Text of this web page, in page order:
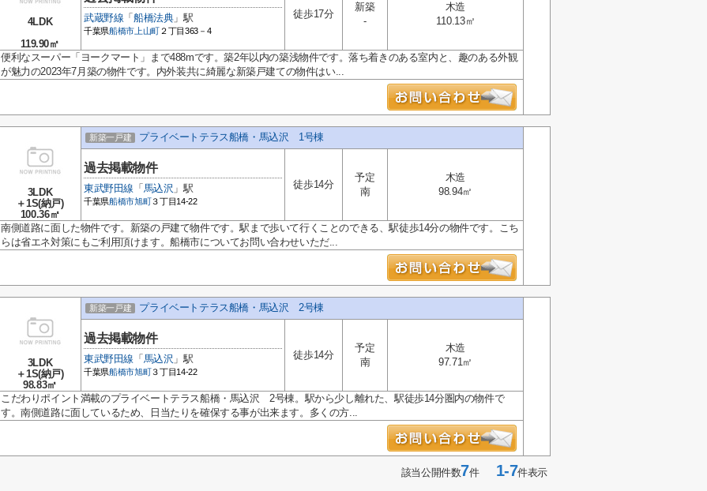
4LDK
119.90㎡
武蔵野線 「船橋法典」駅
千葉県船橋市上山町 ２丁目363－4
徒歩17分
新築
-
木造
110.13㎡
便利なスーパー「ヨークマート」まで488mです。築2年以内の築浅物件です。落ち着きのある室内と、趣のある外観
が魅力の2023年7月築の物件です。内外装共に綺麗な新築戸建ての物件はい...
3LDK
＋1S(納戸)
100.36㎡
新築一戸建 プライベートテラス船橋・馬込沢 1号棟
過去掲載物件
東武野田線 「 馬込沢 」駅
千葉県船橋市旭町３丁目14-22
徒歩14分
予定
南
木造
98.94㎡
南側道路に面した物件です。新築の戸建て物件です。駅まで歩いて行くことのできる、駅徒歩14分の物件です。こち
らは省エネ対策にもご利用頂けます。船橋市についてお問い合わせいただ...
3LDK
＋1S(納戸)
98.83㎡
新築一戸建 プライベートテラス船橋・馬込沢 2号棟
過去掲載物件
東武野田線 「 馬込沢 」駅
千葉県船橋市旭町３丁目14-22
徒歩14分
予定
南
木造
97.71㎡
こだわりポイント満載のプライベートテラス船橋・馬込沢 2号棟。駅から少し離れた、駅徒歩14分圏内の物件で
す。南側道路に面しているため、日当たりを確保する事が出来ます。多くの方...
該当公開件数7件1-7件表示